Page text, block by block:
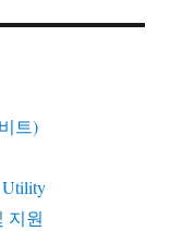
트)
Utility
지원